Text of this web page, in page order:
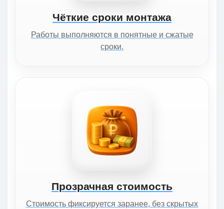
Чёткие сроки монтажа
Работы выполняются в понятные и сжатые
сроки.
Прозрачная стоимость
Стоимость фиксируется заранее, без скрытых